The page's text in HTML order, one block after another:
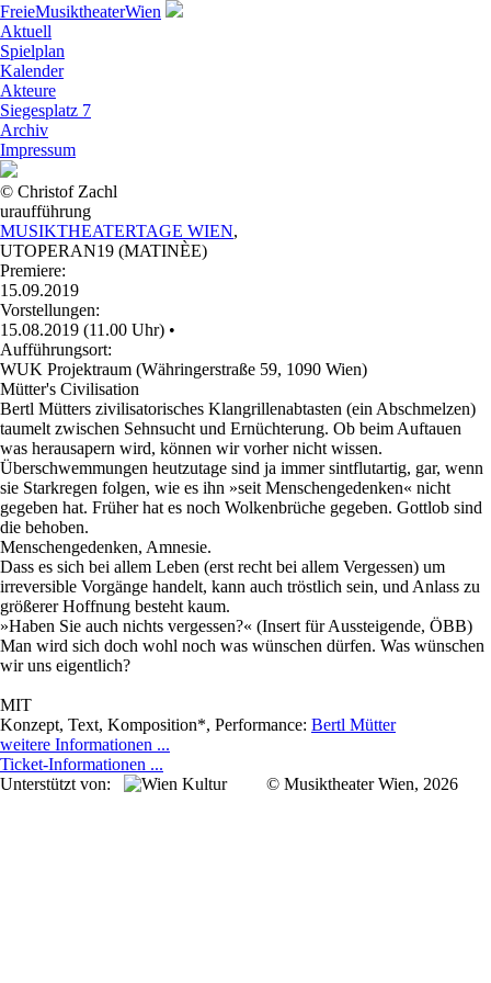
FreieMusiktheaterWien
Aktuell
Spielplan
Kalender
Akteure
Siegesplatz 7
Archiv
Impressum
© Christof Zachl
uraufführung
MUSIKTHEATERTAGE WIEN,
UTOPERAN19 (MATINÈE)
Premiere:
15.09.2019
Vorstellungen:
15.08.2019 (11.00 Uhr) •
Aufführungsort:
WUK Projektraum (Währingerstraße 59, 1090 Wien)
Mütter's Civilisation
Bertl Mütters zivilisatorisches Klangrillenabtasten (ein Abschmelzen)
taumelt zwischen Sehnsucht und Ernüchterung. Ob beim Auftauen
was herausapern wird, können wir vorher nicht wissen.
Überschwemmungen heutzutage sind ja immer sintflutartig, gar, wenn
sie Starkregen folgen, wie es ihn »seit Menschengedenken« nicht
gegeben hat. Früher hat es noch Wolkenbrüche gegeben. Gottlob sind
die behoben.
Menschengedenken, Amnesie.
Dass es sich bei allem Leben (erst recht bei allem Vergessen) um
irreversible Vorgänge handelt, kann auch tröstlich sein, und Anlass zu
größerer Hoffnung besteht kaum.
»Haben Sie auch nichts vergessen?« (Insert für Aussteigende, ÖBB)
Man wird sich doch wohl noch was wünschen dürfen. Was wünschen
wir uns eigentlich?
MIT
Konzept, Text, Komposition*, Performance: Bertl Mütter
weitere Informationen ...
Ticket-Informationen ...
Unterstützt von:
© Musiktheater Wien, 2026